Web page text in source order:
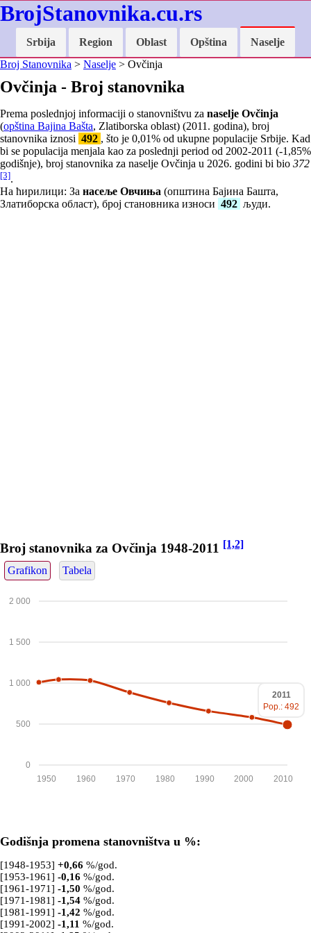
BrojStanovnika.cu.rs
Srbija Region Oblast Opština
Naselje
Broj Stanovnika > Naselje > Ovčinja
Ovčinja - Broj stanovnika
Prema poslednjoj informaciji o stanovništvu za naselje Ovčinja
(opština Bajina Bašta, Zlatiborska oblast) (2011. godina), broj
stanovnika iznosi 492 , što je 0,01% od ukupne populacije Srbije. Kad
bi se populacija menjala kao za poslednji period od 2002-2011 (-1,85%
godišnje), broj stanovnika za naselje Ovčinja u 2026. godini bi bio 372
[3].
На ћирилици: За насеље Овчиња (општина Бајина Башта,
Златиборска област), број становника износи 492 људи.
Broj stanovnika za Ovčinja 1948-2011 [1,2]
Grafikon Tabela
0
500
1 000
1 500
2 000
2010
2000
1990
1980
1970
1960
1950
2011
Pop.: 492
Godišnja promena stanovništva u %:
[1948-1953] +0,66 %/god.
[1953-1961] -0,16 %/god.
[1961-1971] -1,50 %/god.
[1971-1981] -1,54 %/god.
[1981-1991] -1,42 %/god.
[1991-2002] -1,11 %/god.